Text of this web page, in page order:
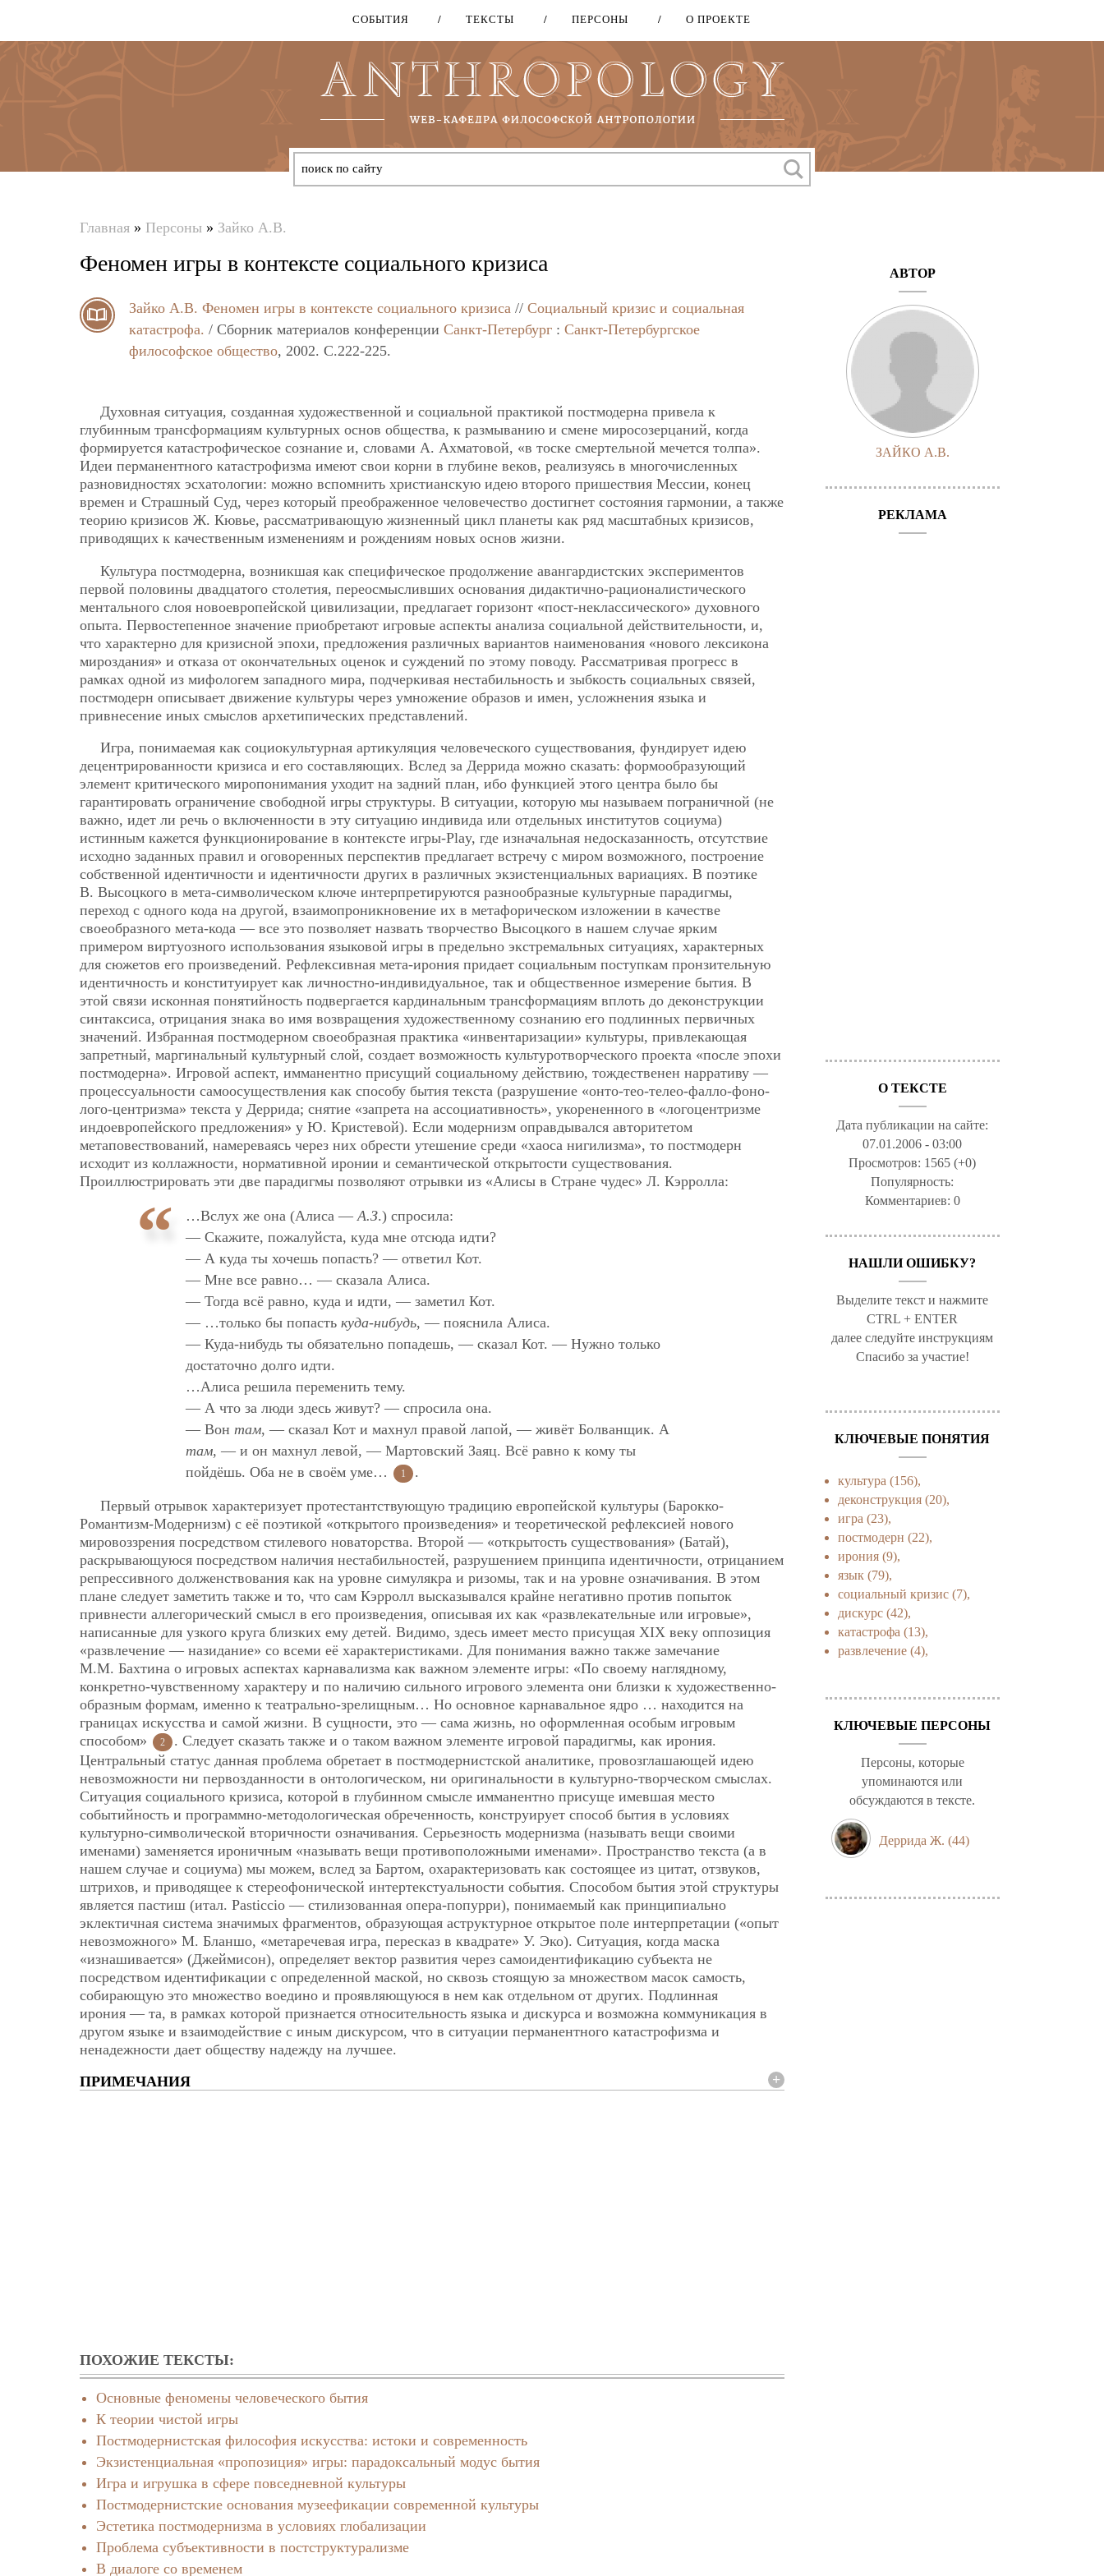
Перейти
основному
содержанию
СОБЫТИЯ ТЕКСТЫ ПЕРСОНЫ О ПРОЕКТЕ
здесь
Главная » Персоны » Зайко А.В.
Феномен игры в контексте социального кризиса
Зайко А.В. Феномен игры в контексте социального кризиса // Социальный кризис и социальная
катастрофа. / Сборник материалов конференции Санкт-Петербург : Санкт-Петербургское
философское общество, 2002. C.222-225.
Духовная ситуация, созданная художественной и социальной практикой постмодерна привела к
глубинным трансформациям культурных основ общества, к размыванию и смене миросозерцаний, когда
формируется катастрофическое сознание и, словами А. Ахматовой, «в тоске смертельной мечется толпа».
Идеи перманентного катастрофизма имеют свои корни в глубине веков, реализуясь в многочисленных
разновидностях эсхатологии: можно вспомнить христианскую идею второго пришествия Мессии, конец
времен и Страшный Суд, через который преображенное человечество достигнет состояния гармонии, а также
теорию кризисов Ж. Кювье, рассматривающую жизненный цикл планеты как ряд масштабных кризисов,
приводящих к качественным изменениям и рождениям новых основ жизни.
Культура постмодерна, возникшая как специфическое продолжение авангардистских экспериментов
первой половины двадцатого столетия, переосмысливших основания дидактично-рационалистического
ментального слоя новоевропейской цивилизации, предлагает горизонт «пост-неклассического» духовного
опыта. Первостепенное значение приобретают игровые аспекты анализа социальной действительности, и,
что характерно для кризисной эпохи, предложения различных вариантов наименования «нового лексикона
мироздания» и отказа от окончательных оценок и суждений по этому поводу. Рассматривая прогресс в
рамках одной из мифологем западного мира, подчеркивая нестабильность и зыбкость социальных связей,
постмодерн описывает движение культуры через умножение образов и имен, усложнения языка и
привнесение иных смыслов архетипических представлений.
Игра, понимаемая как социокультурная артикуляция человеческого существования, фундирует идею
децентрированности кризиса и его составляющих. Вслед за Деррида можно сказать: формообразующий
элемент критического миропонимания уходит на задний план, ибо функцией этого центра было бы
гарантировать ограничение свободной игры структуры. В ситуации, которую мы называем пограничной (не
важно, идет ли речь о включенности в эту ситуацию индивида или отдельных институтов социума)
истинным кажется функционирование в контексте игры-Play, где изначальная недосказанность, отсутствие
исходно заданных правил и оговоренных перспектив предлагает встречу с миром возможного, построение
собственной идентичности и идентичности других в различных экзистенциальных вариациях. В поэтике
В. Высоцкого в мета-символическом ключе интерпретируются разнообразные культурные парадигмы,
переход с одного кода на другой, взаимопроникновение их в метафорическом изложении в качестве
своеобразного мета-кода — все это позволяет назвать творчество Высоцкого в нашем случае ярким
примером виртуозного использования языковой игры в предельно экстремальных ситуациях, характерных
для сюжетов его произведений. Рефлексивная мета-ирония придает социальным поступкам пронзительную
идентичность и конституирует как личностно-индивидуальное, так и общественное измерение бытия. В
этой связи исконная понятийность подвергается кардинальным трансформациям вплоть до деконструкции
синтаксиса, отрицания знака во имя возвращения художественному сознанию его подлинных первичных
значений. Избранная постмодерном своеобразная практика «инвентаризации» культуры, привлекающая
запретный, маргинальный культурный слой, создает возможность культуротворческого проекта «после эпохи
постмодерна». Игровой аспект, имманентно присущий социальному действию, тождественен нарративу —
процессуальности самоосуществления как способу бытия текста (разрушение «онто-тео-телео-фалло-фоно-
лого-центризма» текста у Деррида; снятие «запрета на ассоциативность», укорененного в «логоцентризме
индоевропейского предложения» у Ю. Кристевой). Если модернизм оправдывался авторитетом
метаповествований, намереваясь через них обрести утешение среди «хаоса нигилизма», то постмодерн
исходит из коллажности, нормативной иронии и семантической открытости существования.
Проиллюстрировать эти две парадигмы позволяют отрывки из «Алисы в Стране чудес» Л. Кэрролла:
…Вслух же она (Алиса — А.З.) спросила:
— Скажите, пожалуйста, куда мне отсюда идти?
— А куда ты хочешь попасть? — ответил Кот.
— Мне все равно… — сказала Алиса.
— Тогда всё равно, куда и идти, — заметил Кот.
— …только бы попасть куда-нибудь, — пояснила Алиса.
— Куда-нибудь ты обязательно попадешь, — сказал Кот. — Нужно только
достаточно долго идти.
…Алиса решила переменить тему.
— А что за люди здесь живут? — спросила она.
— Вон там, — сказал Кот и махнул правой лапой, — живёт Болванщик. А
там, — и он махнул левой, — Мартовский Заяц. Всё равно к кому ты
пойдёшь. Оба не в своём уме…
1 .
Первый отрывок характеризует протестантствующую традицию европейской культуры (Барокко-
Романтизм-Модернизм) с её поэтикой «открытого произведения» и теоретической рефлексией нового
мировоззрения посредством стилевого новаторства. Второй — «открытость существования» (Батай),
раскрывающуюся посредством наличия нестабильностей, разрушением принципа идентичности, отрицанием
репрессивного долженствования как на уровне симулякра и ризомы, так и на уровне означивания. В этом
плане следует заметить также и то, что сам Кэрролл высказывался крайне негативно против попыток
привнести аллегорический смысл в его произведения, описывая их как «развлекательные или игровые»,
написанные для узкого круга близких ему детей. Видимо, здесь имеет место присущая XIX веку оппозиция
«развлечение — назидание» со всеми её характеристиками. Для понимания важно также замечание
М.М. Бахтина о игровых аспектах карнавализма как важном элементе игры: «По своему наглядному,
конкретно-чувственному характеру и по наличию сильного игрового элемента они близки к художественно-
образным формам, именно к театрально-зрелищным… Но основное карнавальное ядро … находится на
границах искусства и самой жизни. В сущности, это — сама жизнь, но оформленная особым игровым
способом»
2
. Следует сказать также и о таком важном элементе игровой парадигмы, как ирония.
Центральный статус данная проблема обретает в постмодернистской аналитике, провозглашающей идею
невозможности ни первозданности в онтологическом, ни оригинальности в культурно-творческом смыслах.
Ситуация социального кризиса, которой в глубинном смысле имманентно присуще имевшая место
событийность и программно-методологическая обреченность, конструирует способ бытия в условиях
культурно-символической вторичности означивания. Серьезность модернизма (называть вещи своими
именами) заменяется ироничным «называть вещи противоположными именами». Пространство текста (а в
нашем случае и социума) мы можем, вслед за Бартом, охарактеризовать как состоящее из цитат, отзвуков,
штрихов, и приводящее к стереофонической интертекстуальности события. Способом бытия этой структуры
является пастиш (итал. Pasticcio — стилизованная опера-попурри), понимаемый как принципиально
эклектичная система значимых фрагментов, образующая аструктурное открытое поле интерпретации («опыт
невозможного» М. Бланшо, «метаречевая игра, пересказ в квадрате» У. Эко). Ситуация, когда маска
«изнашивается» (Джеймисон), определяет вектор развития через самоидентификацию субъекта не
посредством идентификации с определенной маской, но сквозь стоящую за множеством масок самость,
собирающую это множество воедино и проявляющуюся в нем как отдельном от других. Подлинная
ирония — та, в рамках которой признается относительность языка и дискурса и возможна коммуникация в
другом языке и взаимодействие с иным дискурсом, что в ситуации перманентного катастрофизма и
ненадежности дает обществу надежду на лучшее.
ПРИМЕЧАНИЯ
ПОХОЖИЕ ТЕКСТЫ:
Основные феномены человеческого бытия
К теории чистой игры
Постмодернистская философия искусства: истоки и современность
Экзистенциальная «пропозиция» игры: парадоксальный модус бытия
Игра и игрушка в сфере повседневной культуры
Постмодернистские основания музеефикации современной культуры
Эстетика постмодернизма в условиях глобализации
Проблема субъективности в постструктурализме
В диалоге со временем
АВТОР
ЗАЙКО А.В.
РЕКЛАМА
О ТЕКСТЕ
Дата публикации на сайте:
07.01.2006 - 03:00
Просмотров: 1565 (+0)
Популярность:
Комментариев: 0
НАШЛИ ОШИБКУ?
Выделите текст и нажмите
CTRL + ENTER
далее следуйте инструкциям
Спасибо за участие!
КЛЮЧЕВЫЕ ПОНЯТИЯ
культура (156),
деконструкция (20),
игра (23),
постмодерн (22),
ирония (9),
язык (79),
социальный кризис (7),
дискурс (42),
катастрофа (13),
развлечение (4),
КЛЮЧЕВЫЕ ПЕРСОНЫ
Персоны, которые
упоминаются или
обсуждаются в тексте.
Деррида Ж. (44)